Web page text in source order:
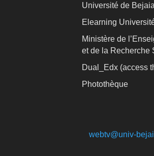
Université de Bejaia
Elearning
Ministère de
et de la Recherche
Dual_Edx (access
Photothèque
webtv@univ-